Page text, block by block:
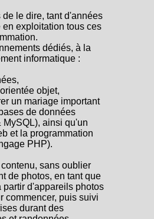
de le dire, tant d'années
en exploitation tous ces
dédiés, à la
informatique :
objet,
un mariage important
de données
ainsi qu'un
et la programmation
PHP).
sans oublier
de photos, en tant que
partir d'appareils photos
commencer, puis suivi
durant des